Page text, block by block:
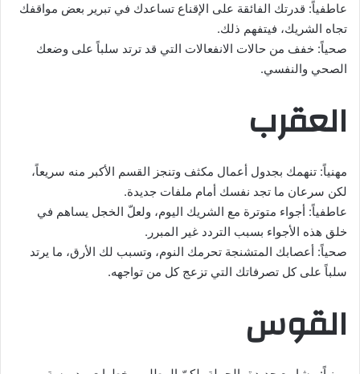
عاطفياً: قدرتك الفائقة على الإقناع تساعدك في تبرير بعض مواقفك
تجاه الشريك، فيتفهم ذلك.
صحياً: خفف من حالات الانفعالات التي قد ترتد سلباً على وضعك
الصحي والنفسي.
العقرب
مهنياً: تنهمك بجدول أعمال مكثف وتنجز القسم الأكبر منه سريعاً،
لكن سرعان ما تجد نفسك أمام ملفات جديدة.
عاطفياً: أجواء متوترة مع الشريك اليوم، ولعلّ الخجل يساهم في
خلق هذه الأجواء بسبب التردد غير المبرر.
صحياً: أعصابك المتشنجة تحرمك النوم، وتسبب لك الأرق، ما يرتد
سلباً على كل تصرفاتك التي تزعج كل من تواجهه.
القوس